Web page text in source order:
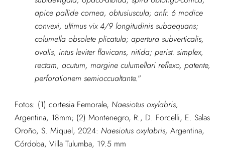
apice pallide cornea, obtusiuscula; anfr. 6 modice
convexi, ultimus vix 4/9 longitudinis subaequans;
columella obsolete plicatula; apertura subverticalis,
ovalis, intus leviter flavicans, nitida; perist. simplex,
rectam, acutum, margine culumellari reflexo, patente,
perforationem semioccualtante.“
Fotos: (1) cortesia Femorale, Naesiotus oxylabris,
Argentina, 18mm; (2) Montenegro, R., D. Forcelli, E. Salas
Oroño, S. Miquel, 2024: Naesiotus oxylabris, Argentina,
Córdoba, Villa Tulumba, 19.5 mm